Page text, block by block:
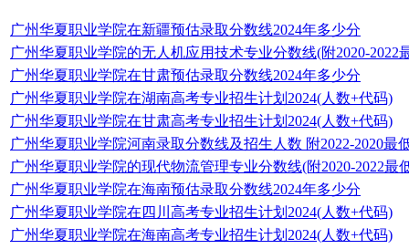
广州华夏职业学院在新疆预估录取分数线2024年多少分
广州华夏职业学院的无人机应用技术专业分数线(附2020-2022
广州华夏职业学院在甘肃预估录取分数线2024年多少分
广州华夏职业学院在湖南高考专业招生计划2024(人数+代码)
广州华夏职业学院在甘肃高考专业招生计划2024(人数+代码)
广州华夏职业学院河南录取分数线及招生人数 附2022-2020最
广州华夏职业学院的现代物流管理专业分数线(附2020-2022最
广州华夏职业学院在海南预估录取分数线2024年多少分
广州华夏职业学院在四川高考专业招生计划2024(人数+代码)
广州华夏职业学院在海南高考专业招生计划2024(人数+代码)